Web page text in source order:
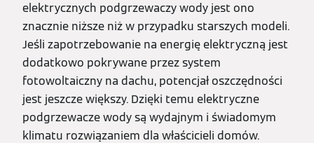
elektrycznych podgrzewaczy wody jest ono
znacznie niższe niż w przypadku starszych modeli.
Jeśli zapotrzebowanie na energię elektryczną jest
dodatkowo pokrywane przez system
fotowoltaiczny na dachu, potencjał oszczędności
jest jeszcze większy. Dzięki temu elektryczne
podgrzewacze wody są wydajnym i świadomym
klimatu rozwiązaniem dla właścicieli domów.